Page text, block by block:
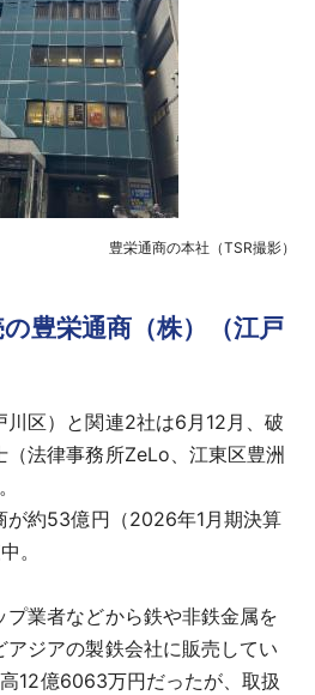
豊栄通商の本社（TSR撮影）
豊栄通商（株）（江戸
区）と関連2社は6月12月、破
法律事務所ZeLo、江東区豊洲
約53億円（2026年1月期決算
。
業者などから鉄や非鉄金属を
ジアの製鉄会社に販売してい
12億6063万円だったが、取扱